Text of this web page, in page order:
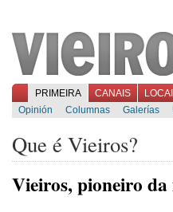
PRIMEIRA CANAIS
Opinión
Columnas Galerías
Que é Vieiros?
Vieiros, pioneiro